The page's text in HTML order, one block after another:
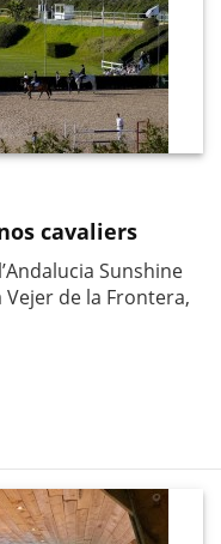
cavaliers
Sunshine
de la Frontera,